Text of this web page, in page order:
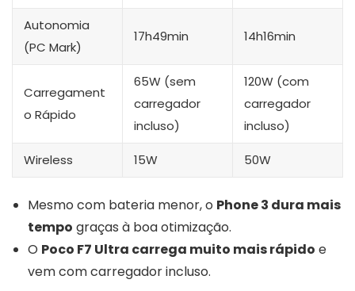
Autonomia
(PC Mark)
17h49min 14h16min
Carregament
o Rápido
65W (sem
carregador
incluso)
120W (com
carregador
incluso)
Wireless 15W 50W
Mesmo com bateria menor, o Phone 3 dura mais
tempo graças à boa otimização.
O Poco F7 Ultra carrega muito mais rápido e
vem com carregador incluso.